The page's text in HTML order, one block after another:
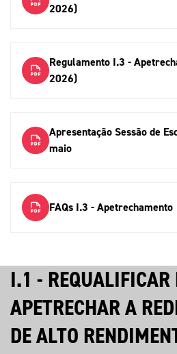
2026)
Regulamento I.3 -
2026)
Apresentação Sessão de
maio
FAQs I.3 - Apetrechamento
I.1 - REQUALIFICAR
APETRECHAR A
DE ALTO